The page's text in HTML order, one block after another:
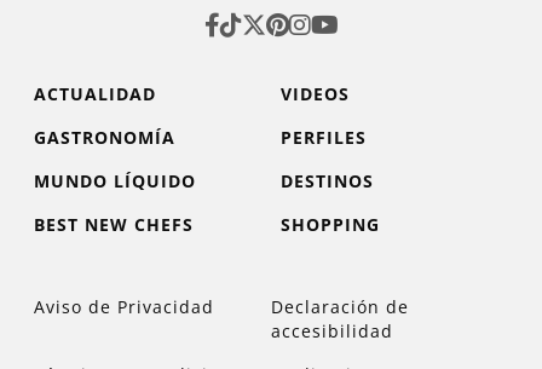
ACTUALIDAD
VIDEOS
GASTRONOMÍA
PERFILES
MUNDO LÍQUIDO
DESTINOS
BEST NEW CHEFS
SHOPPING
Aviso de Privacidad
Declaración de
accesibilidad